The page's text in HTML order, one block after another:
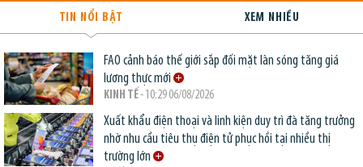
TIN NỔI BẬT XEM NHIỀU
FAO cảnh báo thế giới sắp đối mặt làn sóng tăng giá
lương thực mới
KINH TẾ- 10:29 06/08/2026
Xuất khẩu điện thoại và linh kiện duy trì đà tăng trưởng
nhờ nhu cầu tiêu thụ điện tử phục hồi tại nhiều thị
trường lớn